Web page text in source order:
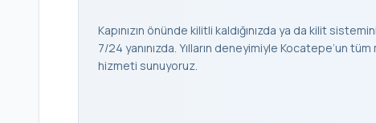
Kapınızın önünde kilitli kaldığınızda ya da kilit
7/24 yanınızda. Yılların deneyimiyle Kocatepe’un
hizmeti sunuyoruz.